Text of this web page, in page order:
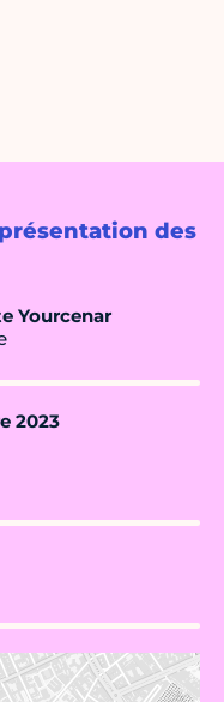
des
Yourcenar
2023